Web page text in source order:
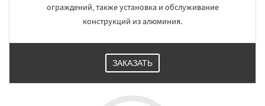
ограждений, также установка и обслуживание
конструкций из алюминия.
ЗАКАЗАТЬ